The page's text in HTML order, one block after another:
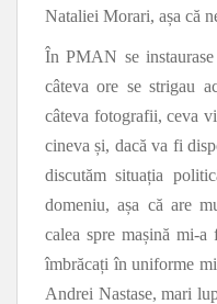
Nataliei Morari, așa că
În PMAN se
câteva ore se strigau
câteva fotografii, ceva
cineva și, dacă va fi
discutăm situația
domeniu, așa că are
calea spre mașină mi-
îmbrăcați în uniforme
Andrei Nastase, mari